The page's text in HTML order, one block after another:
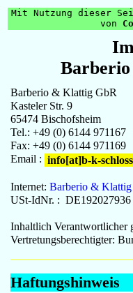
Mit Nutzung dieser
von
Barberio & Klattig GbR
Kasteler Str. 9
65474 Bischofsheim
Tel.:+49 (0) 6144 971167
Fax:+49 (0) 6144 971169
Email : info[at]b-k-
Internet:Barberio & Klattig
USt-IdNr. : DE192027936
Inhaltlich Verantwortlicher
Vertretungsberechtigter:
Haftungshinweis